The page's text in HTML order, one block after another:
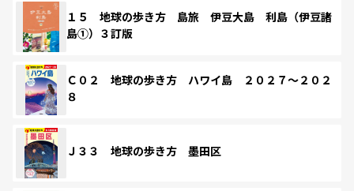
１５ 地球の歩き方 島旅 伊豆大島 利島（伊豆諸
島①）３訂版
Ｃ０２ 地球の歩き方 ハワイ島 ２０２７～２０２
８
Ｊ３３ 地球の歩き方 墨田区